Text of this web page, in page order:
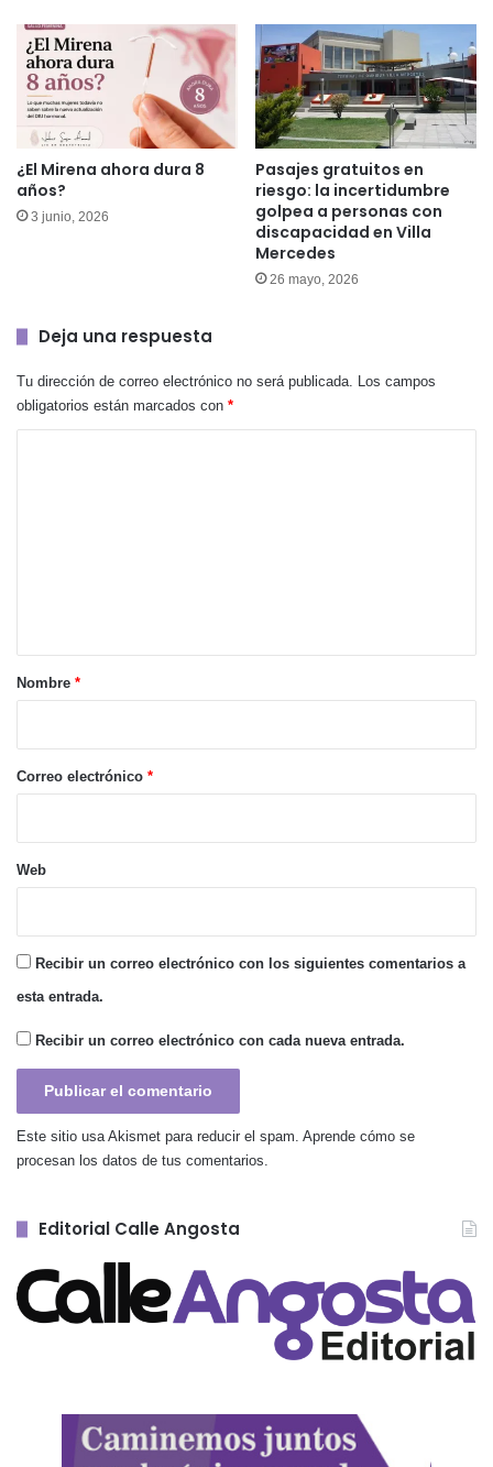
¿El Mirena ahora dura 8
años?
3 junio, 2026
Pasajes gratuitos en
riesgo: la incertidumbre
golpea a personas con
discapacidad en Villa
Mercedes
26 mayo, 2026
Deja una respuesta
Tu dirección de correo electrónico no será publicada. Los campos
obligatorios están marcados con *
r
*
Nombre *
Correo electrónico *
Web
Recibir un correo electrónico con los siguientes comentarios a
esta entrada.
Recibir un correo electrónico con cada nueva entrada.
Este sitio usa Akismet para reducir el spam. Aprende cómo se
procesan los datos de tus comentarios.
Editorial Calle Angosta